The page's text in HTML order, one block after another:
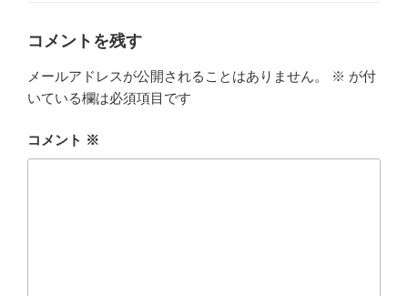
コメントを残す
メールアドレスが公開されることはありません。 ※ が付
いている欄は必須項目です
コメント ※